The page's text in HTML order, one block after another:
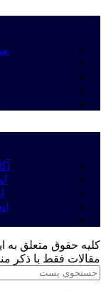
کلیه حقوق متعلق به
مقالات فقط با ذکر